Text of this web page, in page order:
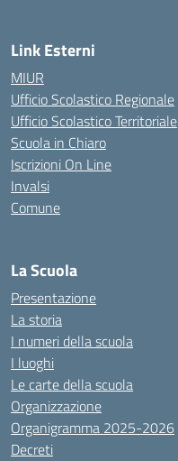
Link Esterni
MIUR
Ufficio Scolastico Regionale
Ufficio Scolastico Territoriale
Scuola in Chiaro
Iscrizioni On Line
Invalsi
Comune
La Scuola
Presentazione
La storia
I numeri della scuola
I luoghi
Le carte della scuola
Organizzazione
Organigramma 2025-2026
Decreti